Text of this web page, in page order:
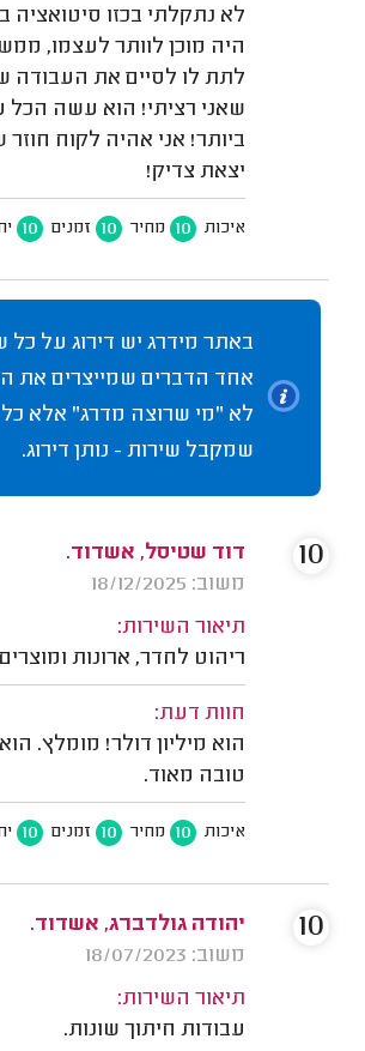
לא נתקלתי בכזו סיטואציה
היה מוכן לוותר לעצמו,
לתת לו לסיים את העבודה
שאני רציתי! הוא עשה הכל
ביותר! אני אהיה לקוח
יצאת צדיק!
איכות 10 מחיר 10 זמנים 10
באתר מידרג יש דירוג על כל
אחד הדברים שמייצרים את
לא "מי שרוצה מדרג" אלא
שמקבל שירות - נותן דירוג.
דוד שטיסל, אשדוד.
משוב: 18/12/2025
תיאור השירות:
ריהוט לחדר, ארונות
חוות דעת:
הוא מיליון דולר! מומלץ.
טובה מאוד.
איכות 10 מחיר 10 זמנים 10
10
יהודה גולדברג, אשדוד.
משוב: 18/07/2023
תיאור השירות:
עבודות חיתוך שונות.
10